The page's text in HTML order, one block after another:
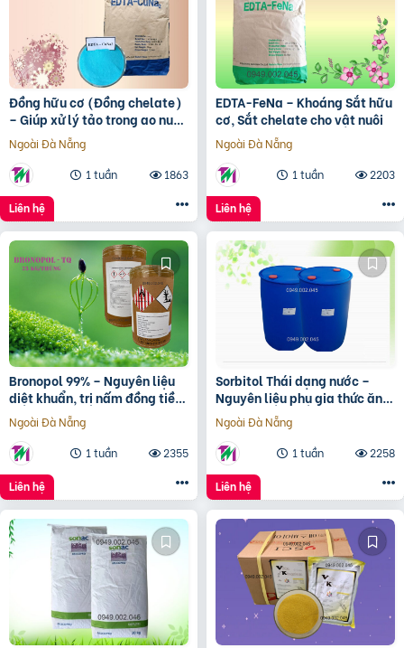
Đồng hữu cơ (Đồng chelate)
– Giúp xử lý tảo trong ao nuôi
tôm cá
Ngoài Đà Nẵng
1 tuần
1863
Liên hệ
EDTA-FeNa – Khoáng Sắt hữu
cơ, Sắt chelate cho vật nuôi
Ngoài Đà Nẵng
1 tuần
2203
Liên hệ
Bronopol 99% – Nguyên liệu
diệt khuẩn, trị nấm đồng tiền
trong ao nuôi
Ngoài Đà Nẵng
1 tuần
2355
Liên hệ
Sorbitol Thái dạng nước –
Nguyên liệu phụ gia thức ăn
chăn nuôi
Ngoài Đà Nẵng
1 tuần
2258
Liên hệ